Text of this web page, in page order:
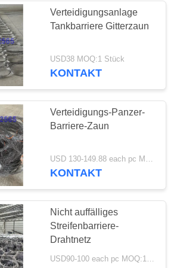
Draht
160
bei
Sicht
18
Verteidigungsanlage
Tankbarriere Gitterzaun
USD38 MOQ:1 Stück
KONTAKT
Verteidigungs-Panzer-
Barriere-Zaun
USD 130-149.88 each pc MOQ:10 Stück
KONTAKT
Nicht auffälliges
Streifenbarriere-
Drahtnetz
USD90-100 each pc MOQ:10 Stück